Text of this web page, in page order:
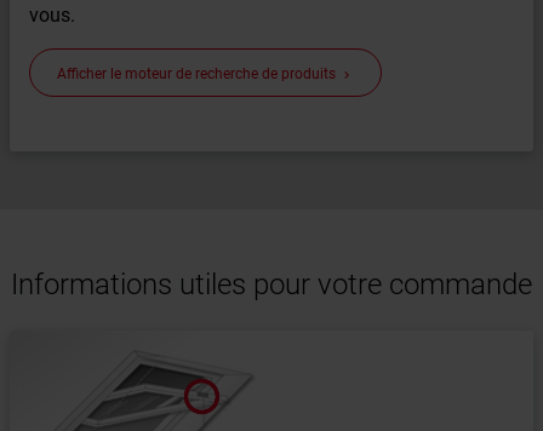
vous.
Afficher le moteur de recherche de produits keyboard_arrow_right
Informations utiles pour votre commande